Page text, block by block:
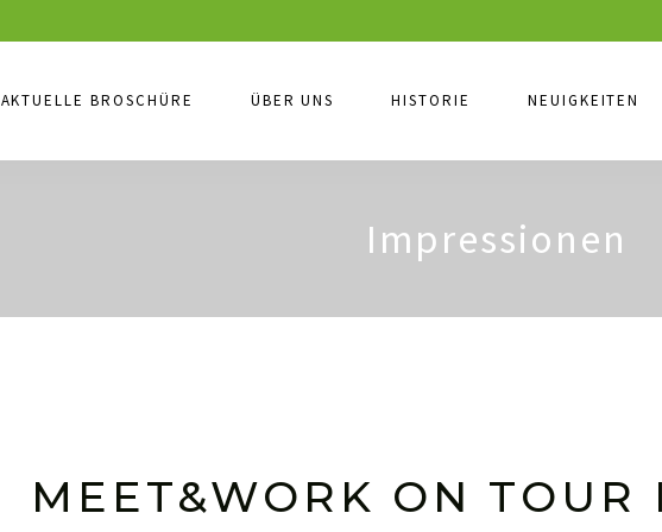
AKTUELLE BROSCHÜRE ÜBER UNS HISTORIE NEUIGKEITEN
Impressionen
MEET&WORK ON TOUR